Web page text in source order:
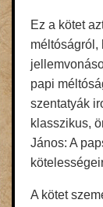
Ez a kötet
méltóságról,
papi
szentatyák
klasszikus,
János: A
A kötet